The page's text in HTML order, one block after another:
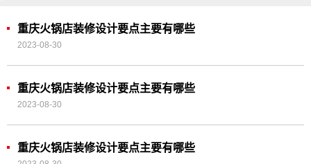
重庆火锅店装修设计要点主要有哪些
2023-08-30
重庆火锅店装修设计要点主要有哪些
2023-08-30
重庆火锅店装修设计要点主要有哪些